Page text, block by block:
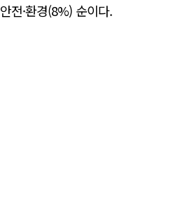
전·환경(8%) 순이다.